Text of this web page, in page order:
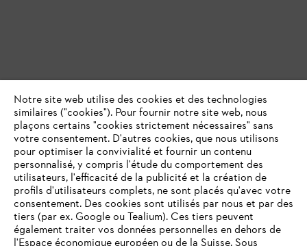
Notre site web utilise des cookies et des technologies
similaires ("cookies"). Pour fournir notre site web, nous
plaçons certains "cookies strictement nécessaires" sans
votre consentement. D'autres cookies, que nous utilisons
pour optimiser la convivialité et fournir un contenu
personnalisé, y compris l'étude du comportement des
utilisateurs, l'efficacité de la publicité et la création de
profils d'utilisateurs complets, ne sont placés qu'avec votre
consentement. Des cookies sont utilisés par nous et par des
tiers (par ex. Google ou Tealium). Ces tiers peuvent
également traiter vos données personnelles en dehors de